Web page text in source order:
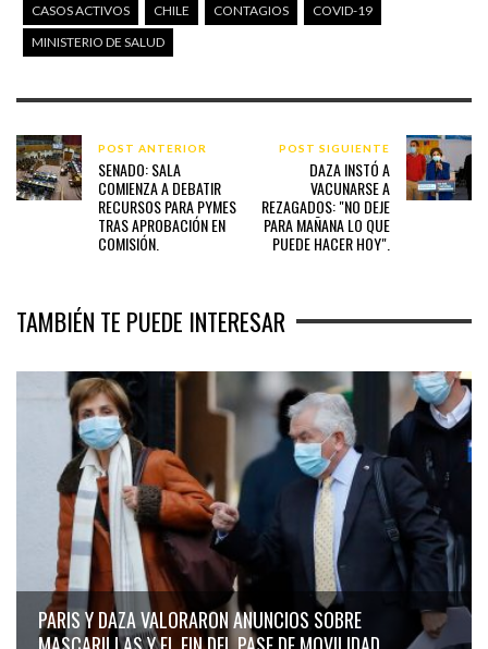
CASOS ACTIVOS
CHILE CONTAGIOS
COVID-19
MINISTERIO DE SALUD
POST ANTERIOR
SENADO: SALA
COMIENZA A DEBATIR
RECURSOS PARA PYMES
TRAS APROBACIÓN EN
COMISIÓN.
POST SIGUIENTE
DAZA INSTÓ A
VACUNARSE A
REZAGADOS: "NO DEJE
PARA MAÑANA LO QUE
PUEDE HACER HOY".
TAMBIÉN TE PUEDE INTERESAR
PARIS Y DAZA VALORARON ANUNCIOS SOBRE